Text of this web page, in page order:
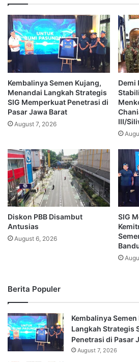
Kembalinya Semen Kujang,
Menandai Langkah Strategis
SIG Memperkuat Penetrasi di
Pasar Jawa Barat
August 7, 2026
Demi
III/
Diskon PBB Disambut
Antusias
August 6, 2026
SIG
Berita Populer
Kembalinya
Langkah Strategis
Penetrasi di Pasar
August 7, 2026